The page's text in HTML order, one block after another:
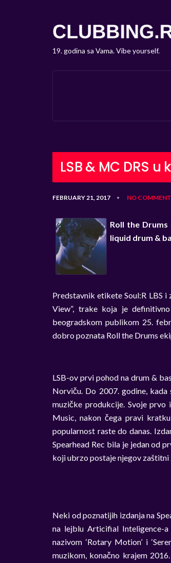
19. godina sa Vama. Vibe yourself.
LSB & MC DRS u
FEBRUARY 21, 2017 • NO
Roll the
liquid drum &
Predstavnik etikete Soul:R LBS
View”, trake koja je
beogradskom publikom 25.
dobro poznata Roll the Drums
LSB-ov prvi pohod na drum &
Norviču. Do 2007. godine,
muzičke produkcije. Svoje
Music, nakon čega pravi
popularnost raste do danas.
Spearhead Rec bila je jedan od
koji ubrzo postaje njegov zaštitni
Neki od poznatijih izdanja na
na lejblu Articifial Inteligence-
nazivom ‘Rotary Motion’ i
muzikom, konačno krajem